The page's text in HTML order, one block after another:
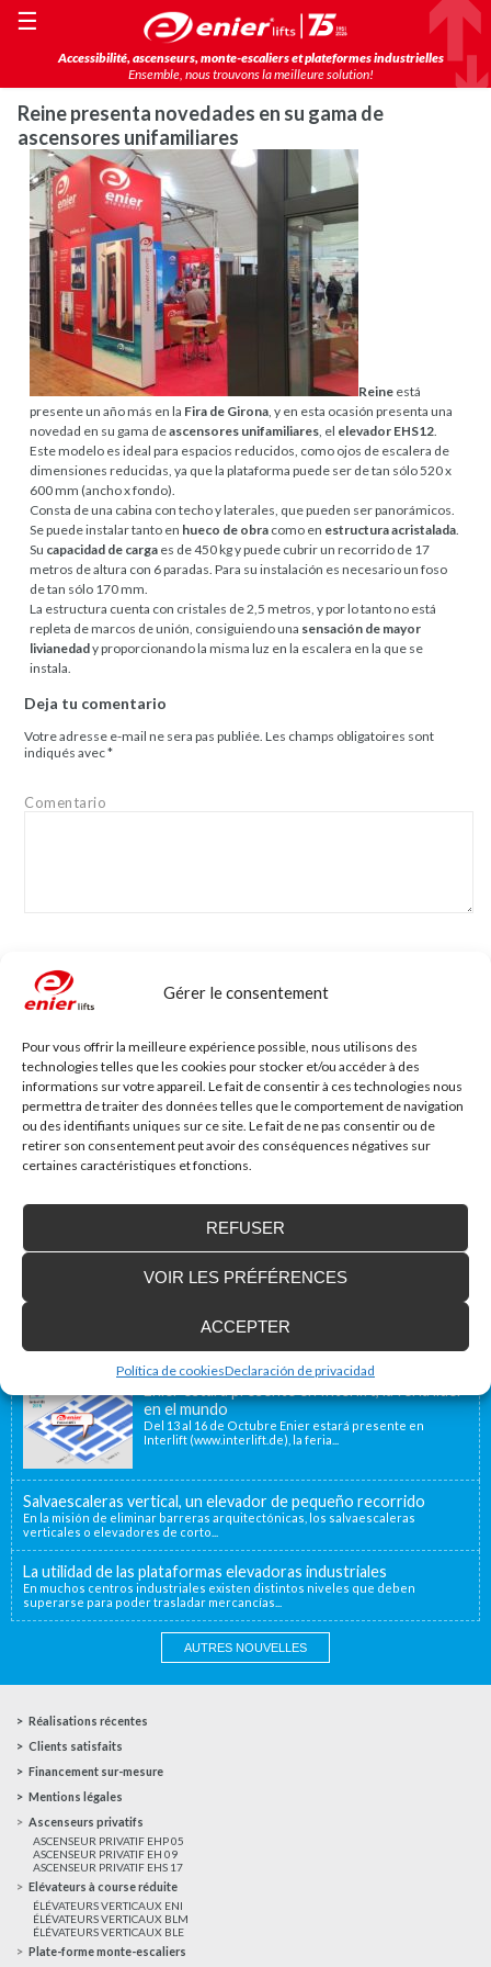
Gérer le consentement
Pour vous offrir la meilleure expérience possible, nous utilisons des
technologies telles que les cookies pour stocker et/ou accéder à des
informations sur votre appareil. Le fait de consentir à ces technologies nous
permettra de traiter des données telles que le comportement de navigation
ou des identifiants uniques sur ce site. Le fait de ne pas consentir ou de
retirer son consentement peut avoir des conséquences négatives sur
certaines caractéristiques et fonctions.
ACCEPTER
REFUSER
VOIR LES PRÉFÉRENCES
Política de cookiesDeclaración de privacidad
Accessibilité, ascenseurs, monte-escaliers et plateformes industrielles
Ensemble, nous trouvons la meilleure solution!
☰
Reine presenta novedades en su gama de
ascensores unifamiliares
Reine está
presente un año más en la Fira de Girona, y en esta ocasión presenta una
novedad en su gama deascensores unifamiliares, el elevador EHS12.
Este modelo es ideal para espacios reducidos, como ojos de escalera de
dimensiones reducidas, ya que la plataforma puede ser de tan sólo 520 x
600 mm (ancho x fondo).
Consta de una cabina con techo y laterales, que pueden ser panorámicos.
Se puede instalar tanto en hueco de obra como en estructura acristalada.
Su capacidad de carga es de 450 kg y puede cubrir un recorrido de 17
metros de altura con 6 paradas. Para su instalación es necesario un foso
de tan sólo 170 mm.
La estructura cuenta con cristales de 2,5 metros, y por lo tanto no está
repleta de marcos de unión, consiguiendo una sensación de mayor
livianedady proporcionando la misma luz en la escalera en la que se
instala.
Deja tu comentario
Votre adresse e-mail ne sera pas publiée. Les champs obligatoires sont
indiqués avec*
Comentario
Site web
Nous installons des plates-formes élévatrices
Notre emplacement géographique proche de la
en el mundo
Del 13 al 16 de Octubre Enier estará presente en
Interlift (www.interlift.de), la feria...
Salvaescaleras vertical, un elevador de pequeño recorrido
En la misión de eliminar barreras arquitectónicas, los salvaescaleras
verticales o elevadores de corto...
La utilidad de las plataformas elevadoras industriales
En muchos centros industriales existen distintos niveles que deben
superarse para poder trasladar mercancías...
AUTRES NOUVELLES
Réalisations récentes
Clients satisfaits
Financement sur-mesure
Mentions légales
Ascenseurs privatifs
ASCENSEUR PRIVATIF EHP 05
ASCENSEUR PRIVATIF EH 09
ASCENSEUR PRIVATIF EHS 17
Elévateurs à course réduite
ÉLÉVATEURS VERTICAUX ENI
ÉLÉVATEURS VERTICAUX BLM
ÉLÉVATEURS VERTICAUX BLE
Plate-forme monte-escaliers